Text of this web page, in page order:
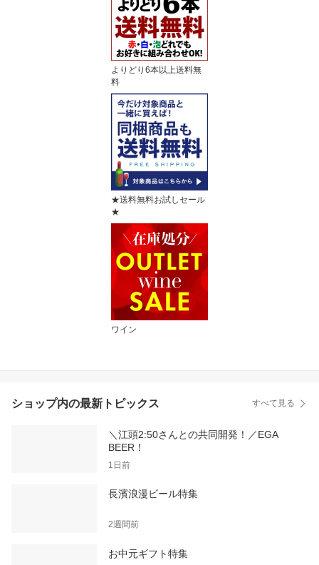
よりどり6本以上送料無
料
★送料無料お試しセール
★
ワイン
ショップ内の最新トピックス すべて見る
＼江頭2:50さんとの共同開発！／EGA
BEER！
1日前
長濱浪漫ビール特集
2週間前
お中元ギフト特集